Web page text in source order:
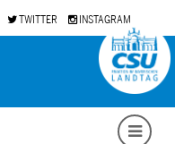
TWITTER INSTAGRAM